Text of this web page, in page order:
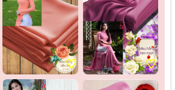
♡ ♡